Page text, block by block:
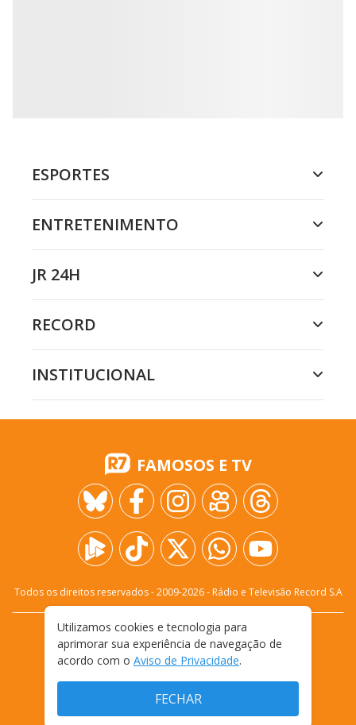
ESPORTES
ENTRETENIMENTO
JR 24H
RECORD
INSTITUCIONAL
FAMOSOS E TV
Todos os direitos reservados - 2009-2026- Rádio e Televisão Record S.A
FALE CONOSCO
PRIVACIDADE
TERMOS E CONDIÇÕES DE USO
Utilizamos cookies e tecnologia para
aprimorar sua experiência de navegação de
acordo com o Aviso de Privacidade.
FECHAR